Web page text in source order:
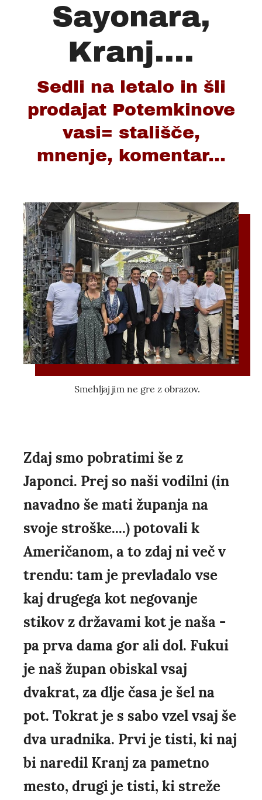
Sayonara,
Kranj....
Sedli na letalo in šli
prodajat Potemkinove
vasi= stališče,
mnenje, komentar...
Smehljaj jim ne gre z obrazov.
Zdaj smo pobratimi še z
Japonci. Prej so naši vodilni (in
navadno še mati županja na
svoje stroške....) potovali k
Američanom, a to zdaj ni več v
trendu: tam je prevladalo vse
kaj drugega kot negovanje
stikov z državami kot je naša -
pa prva dama gor ali dol. Fukui
je naš župan obiskal vsaj
dvakrat, za dlje časa je šel na
pot. Tokrat je s sabo vzel vsaj še
dva uradnika. Prvi je tisti, ki naj
bi naredil Kranj za pametno
mesto, drugi je tisti, ki streže